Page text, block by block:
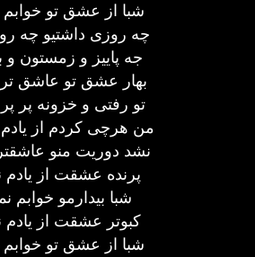
شبا از عشق تو خوابم
چه روزی داشتیو چه
جه پاییز و زمستون و
بهار عشق تو عاشق
تو رفتی و خزونه پر
من هرچی کردم از
نشد دوریت منو
پرنده عشقت از یادم
شبا بیدارمو خوابم
کبوتر عشقت از یادم
شبا از عشق تو خوابم